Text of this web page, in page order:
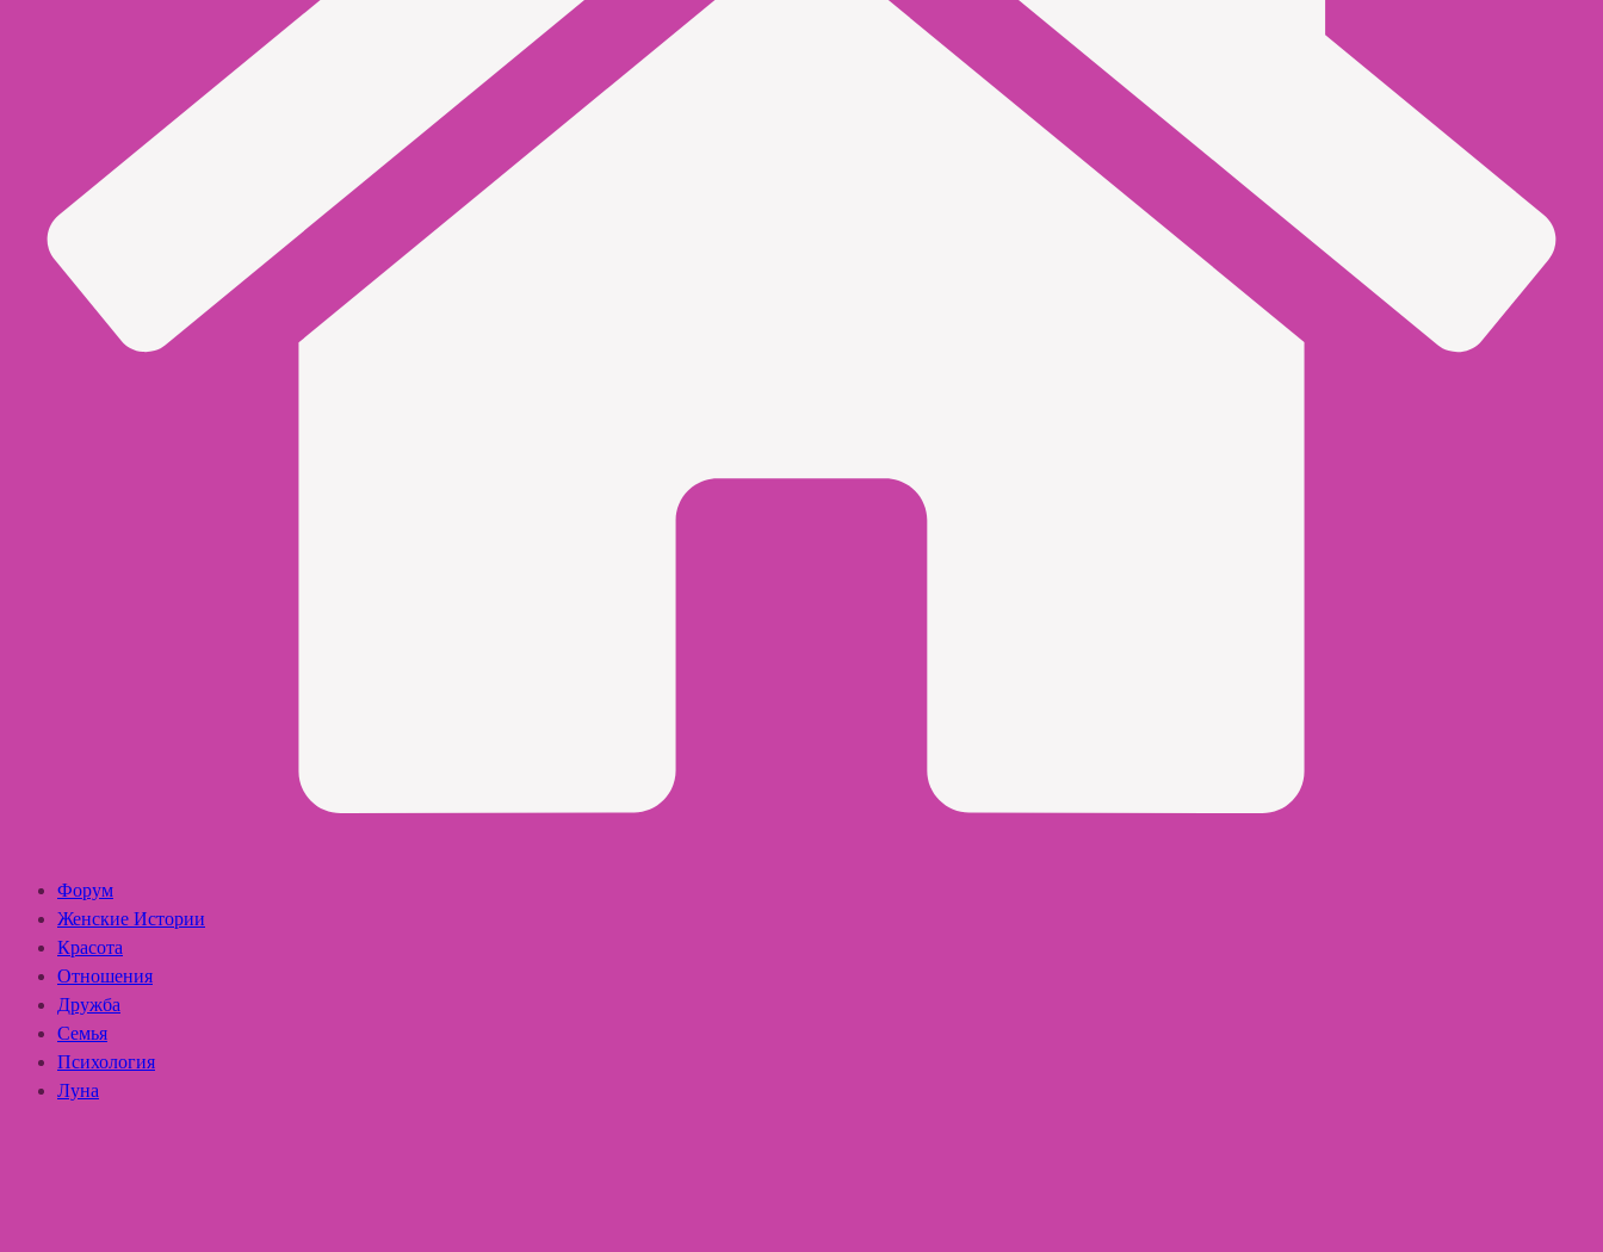
Форум
Женские Истории
Красота
Отношения
Дружба
Семья
Психология
Луна